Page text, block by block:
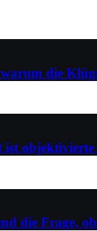
die
die Frage,